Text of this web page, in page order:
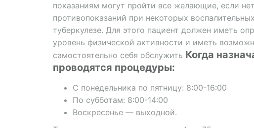
показаниям могут пройти все желающие, если нет
противопоказаний при некоторых
туберкулезе. Для этого пациент должен иметь
уровень физической активности и иметь
самостоятельно себя обслужить Когда
проводятся процедуры:
С понедельника по пятницу: 8:00-16:00
По субботам: 8:00-14:00
Воскресенье — выходной.